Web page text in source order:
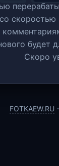
будет
Скоро
FOTKAEW.RU